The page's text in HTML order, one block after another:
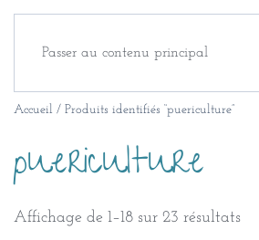
Passer au contenu principal
Accueil / Produits identifiés “puericulture”
puericulture
Affichage de 1–18 sur 23 résultatsTrié